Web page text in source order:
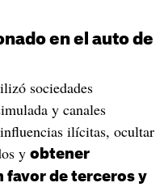
en el auto de
sociedades
y canales
ilícitas, ocultar
y obtener
favor de terceros y